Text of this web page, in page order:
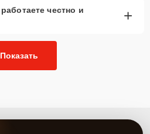
честно и
+
Показать